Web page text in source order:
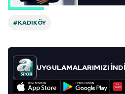
kullanılmaktadır. Diğer
Çerezlere ilişkin tercihlerinizi
vasıtasıyla belirleyebilirsiniz.
için Ayarlar butonuna tıklayabilir,
#KADIKÖY
UYGULAMALARIMIZI